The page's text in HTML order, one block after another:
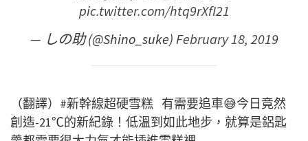
pic.twitter.com/htq9rXfI21
— しの助 (@Shino_suke)February 18, 2019
（翻譯）#新幹線超硬雪糕 有需要追車😅今日竟然
創造-21℃的新紀錄！低溫到如此地步，就算是鋁匙